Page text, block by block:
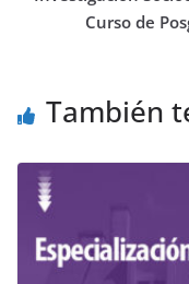
Curso de
También